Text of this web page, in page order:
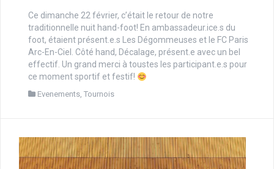
Ce dimanche 22 février, c’était le retour de notre
traditionnelle nuit hand-foot! En ambassadeur.ice.s du
foot, étaient présent.e.s Les Dégommeuses et le FC Paris
Arc-En-Ciel. Côté hand, Décalage, présent.e avec un bel
effectif. Un grand merci à toustes les participant.e.s pour
ce moment sportif et festif!
Evenements, Tournois